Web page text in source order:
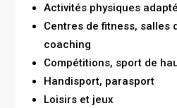
Activités physiques
Centres de fitness, salles
coaching
Compétitions, sport de
Handisport, parasport
Loisirs et jeux